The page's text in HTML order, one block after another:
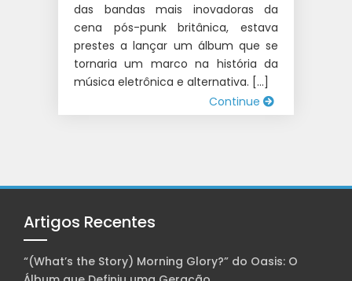
das bandas mais inovadoras da
cena pós-punk britânica, estava
prestes a lançar um álbum que se
tornaria um marco na história da
música eletrônica e alternativa. […]
Continue
Artigos Recentes
“(What’s the Story) Morning Glory?” do Oasis: O